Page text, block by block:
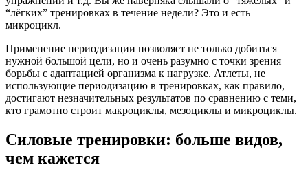
“лёгких” тренировках в течение недели? Это и есть
микроцикл.
Применение периодизации позволяет не только добиться
нужной большой цели, но и очень разумно с точки зрения
борьбы с адаптацией организма к нагрузке. Атлеты, не
использующие периодизацию в тренировках, как правило,
достигают незначительных результатов по сравнению с теми,
кто грамотно строит макроциклы, мезоциклы и микроциклы.
Силовые тренировки: больше видов,
чем кажется